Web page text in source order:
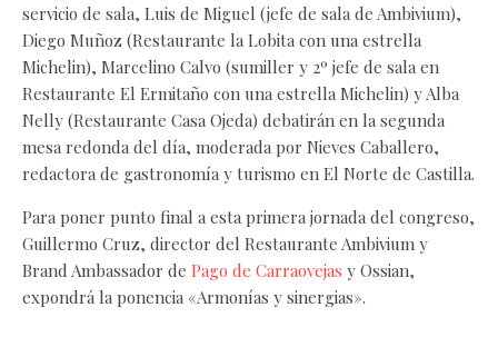
servicio de sala, Luis de Miguel (jefe de sala de Ambivium),
Diego Muñoz (Restaurante la Lobita con una estrella
Michelin), Marcelino Calvo (sumiller y 2º jefe de sala en
Restaurante El Ermitaño con una estrella Michelin) y Alba
Nelly (Restaurante Casa Ojeda) debatirán en la segunda
mesa redonda del día, moderada por Nieves Caballero,
redactora de gastronomía y turismo en El Norte de Castilla.
Para poner punto final a esta primera jornada del congreso,
Guillermo Cruz, director del Restaurante Ambivium y
Brand Ambassador de Pago de Carraovejas y Ossian,
expondrá la ponencia «Armonías y sinergias».